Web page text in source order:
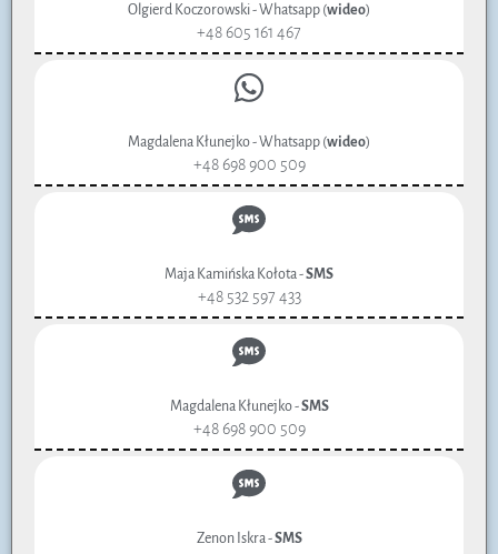
Olgierd Koczorowski - Whatsapp (wideo)
+48 605 161 467
Magdalena Kłunejko - Whatsapp (wideo)
+48 698 900 509
Maja Kamińska Kołota -SMS
+48 532 597 433
Magdalena Kłunejko -SMS
+48 698 900 509
Zenon Iskra -SMS